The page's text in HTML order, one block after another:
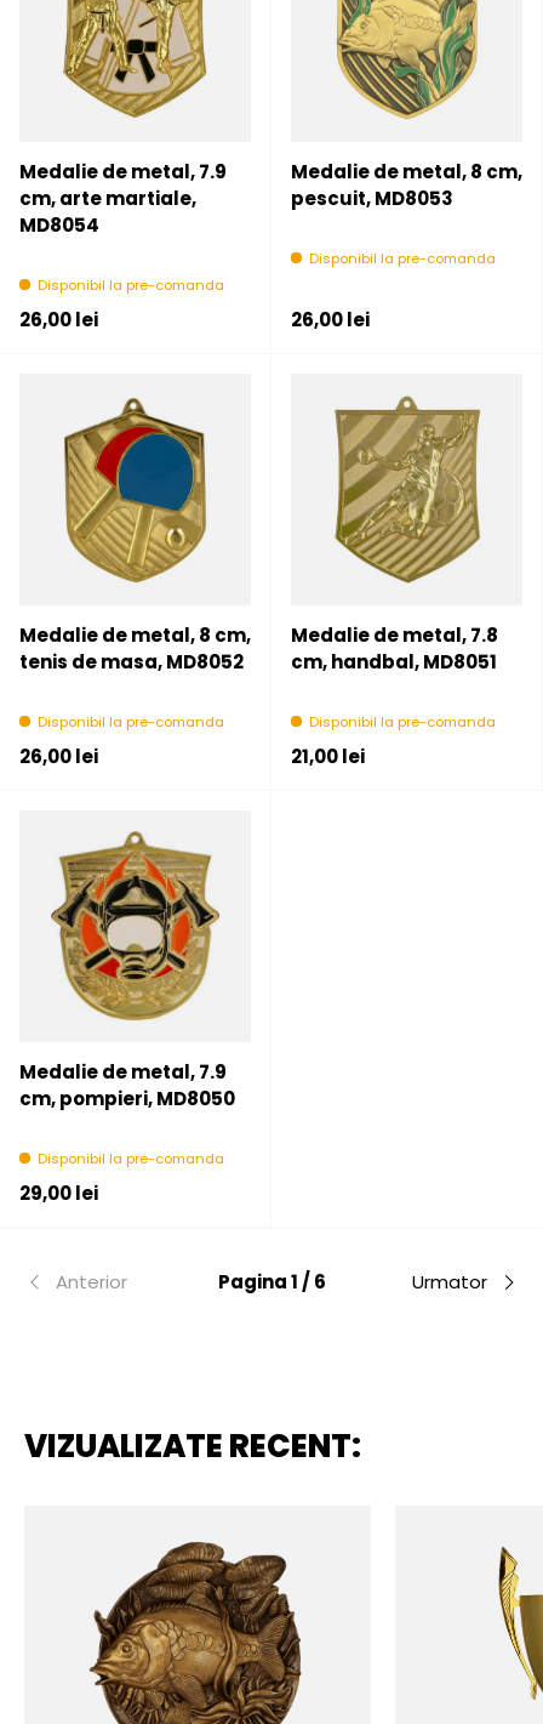
Medalie de metal, 7.9
cm, arte martiale,
MD8054
Disponibil la pre-comanda
Pret initial
26,00 lei
Medalie de metal, 8 cm,
pescuit, MD8053
Disponibil la pre-comanda
Pret initial
26,00 lei
Medalie de metal, 8 cm,
tenis de masa, MD8052
Disponibil la pre-comanda
Pret initial
26,00 lei
Medalie de metal, 7.8
cm, handbal, MD8051
Disponibil la pre-comanda
Pret initial
21,00 lei
Medalie de metal, 7.9
cm, pompieri, MD8050
Disponibil la pre-comanda
Pret initial
29,00 lei
Anterior Pagina 1 / 6 Urmator
VIZUALIZATE RECENT: